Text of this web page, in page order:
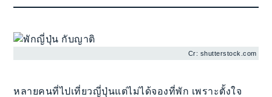
Cr: shutterstock.com
หลายคนที่ไปเที่ยวญี่ปุ่นแต่ไม่ได้จองที่พัก เพราะตั้งใจ